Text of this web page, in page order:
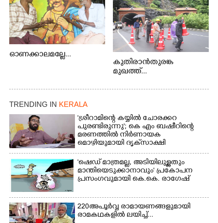
ഓണക്കാലമല്ലേ...
കുതിരാൻതുരങ്ക
മുഖത്ത്...
TRENDING IN KERALA
'ശ്രീറാമിന്റെ കയ്യിൽ ചോരക്കറ
പുരണ്ടിരുന്നു'; കെ എം ബഷീറിന്റെ
മരണത്തിൽ നിർണായക
മൊഴിയുമായി ദൃക്‌സാക്ഷി
'ഷെഡ് മാത്രമല്ല, അടിയിലുള്ളതും
മാന്തിയെടുക്കാനാവും' പ്രകോപന
പ്രസംഗവുമായി കെ.കെ. രാഗേഷ്
220 അപൂർവ്വ രാമായണങ്ങളുമായി
രാമകഥകളിൽ ലയിച്ച്...